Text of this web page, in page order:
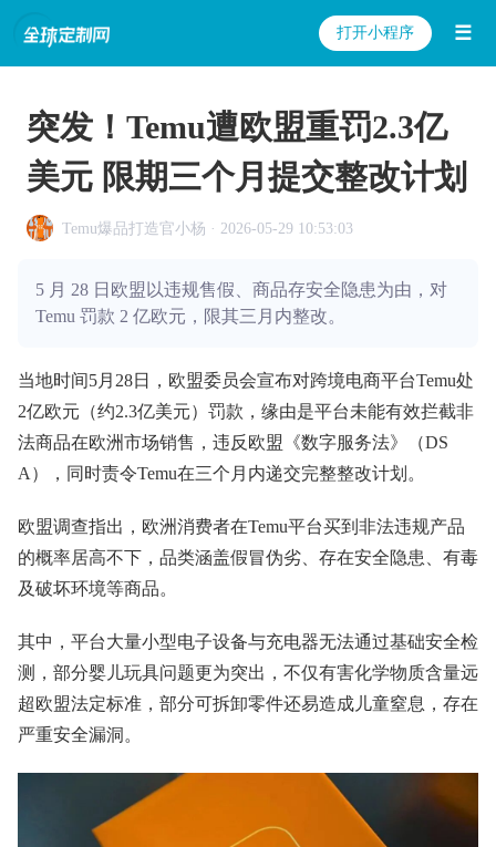
打开小程序 ☰
突发！Temu遭欧盟重罚2.3亿
美元 限期三个月提交整改计划
Temu爆品打造官小杨 · 2026-05-29 10:53:03
5 月 28 日欧盟以违规售假、商品存安全隐患为由，对
Temu 罚款 2 亿欧元，限其三月内整改。
当地时间5月28日，欧盟委员会宣布对跨境电商平台Temu处
2亿欧元（约2.3亿美元）罚款，缘由是平台未能有效拦截非
法商品在欧洲市场销售，违反欧盟《数字服务法》（DS
A），同时责令Temu在三个月内递交完整整改计划。
欧盟调查指出，欧洲消费者在Temu平台买到非法违规产品
的概率居高不下，品类涵盖假冒伪劣、存在安全隐患、有毒
及破坏环境等商品。
其中，平台大量小型电子设备与充电器无法通过基础安全检
测，部分婴儿玩具问题更为突出，不仅有害化学物质含量远
超欧盟法定标准，部分可拆卸零件还易造成儿童窒息，存在
严重安全漏洞。